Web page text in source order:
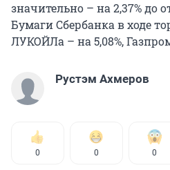
значительно – на 2,37% до
Бумаги Сбербанка в ходе
ЛУКОЙЛа – на 5,08%,
Рустэм Ахмеров
0 0 0